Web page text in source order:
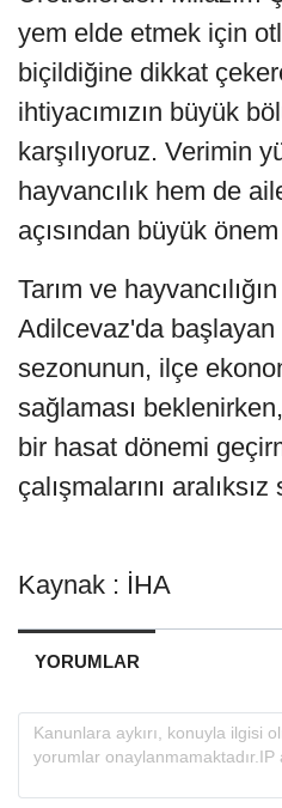
yem elde etmek için
biçildiğine dikkat
ihtiyacımızın büyük
karşılıyoruz. Verimin
hayvancılık hem de
açısından büyük
Tarım ve
Adilcevaz'da başlayan
sezonunun, ilçe
sağlaması
bir hasat dönemi
çalışmalarını
Kaynak : İHA
YORUMLAR